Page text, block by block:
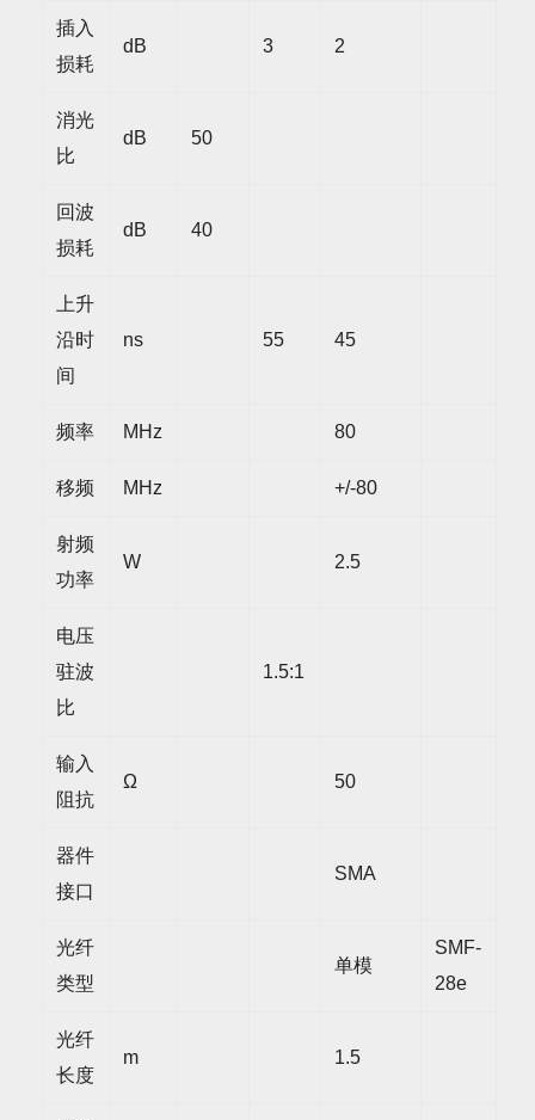
插入
损耗
dB 3 2
消光
比
dB 50
回波
损耗
dB 40
上升
沿时
间
ns 55 45
频率 MHz 80
移频 MHz +/-80
射频
功率
W 2.5
电压
驻波
比
1.5:1
输入
阻抗
Ω 50
器件
接口
SMA
光纤
类型
单模
SMF-
28e
光纤
长度
m 1.5